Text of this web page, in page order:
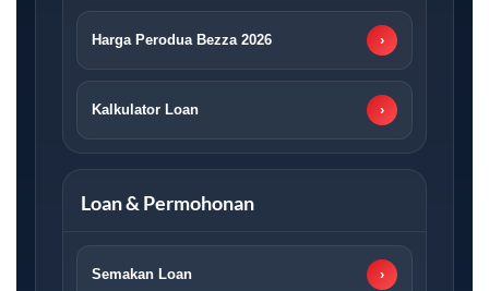
Harga Perodua Bezza 2026 ›
Kalkulator Loan ›
Loan & Permohonan
Semakan Loan ›